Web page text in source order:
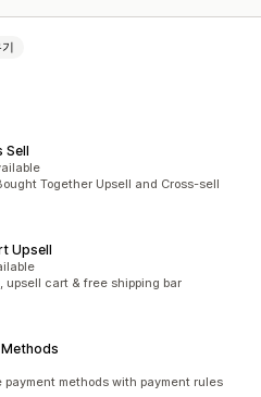
Sell
Together Upsell and Cross-sell
Upsell
upsell cart & free shipping bar
payment methods with payment rules